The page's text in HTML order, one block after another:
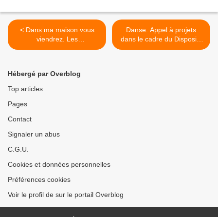
< Dans ma maison vous
viendrez. Les
Nanterriennes et les
Danse. Appel à projets
dans le cadre du Dispositif
StudioD Emergence >
Hébergé par Overblog
Top articles
Pages
Contact
Signaler un abus
C.G.U.
Cookies et données personnelles
Préférences cookies
Voir le profil de sur le portail Overblog